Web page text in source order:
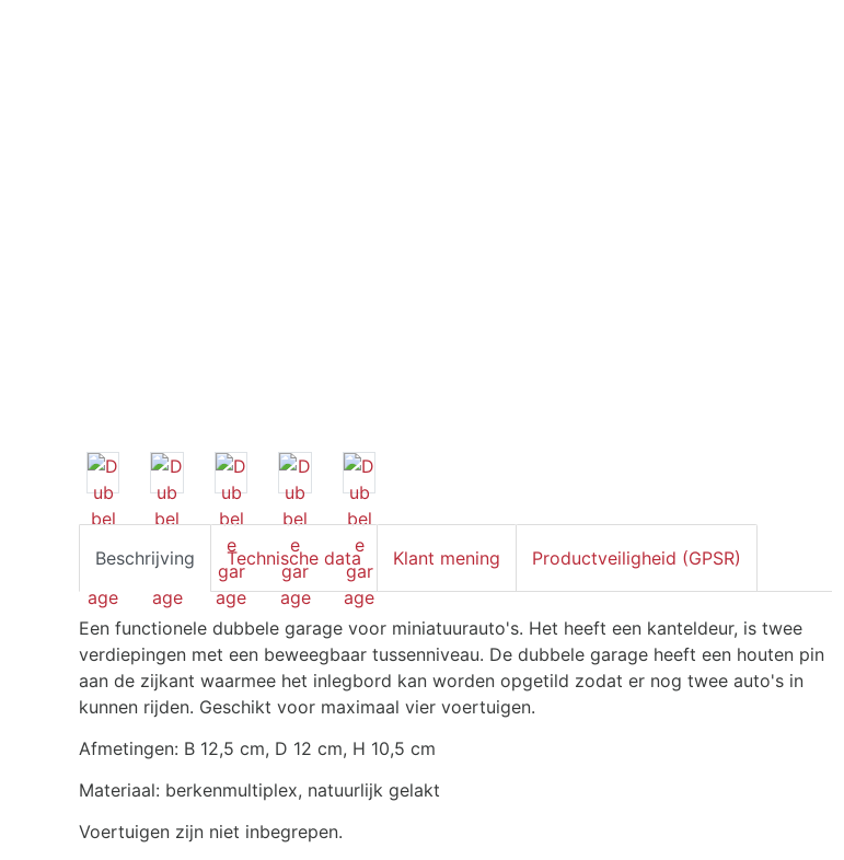
Beschrijving Technische data Klant mening Productveiligheid (GPSR)
Een functionele dubbele garage voor miniatuurauto's. Het heeft een kanteldeur, is twee
verdiepingen met een beweegbaar tussenniveau. De dubbele garage heeft een houten pin
aan de zijkant waarmee het inlegbord kan worden opgetild zodat er nog twee auto's in
kunnen rijden. Geschikt voor maximaal vier voertuigen.
Afmetingen: B 12,5 cm, D 12 cm, H 10,5 cm
Materiaal: berkenmultiplex, natuurlijk gelakt
Voertuigen zijn niet inbegrepen.